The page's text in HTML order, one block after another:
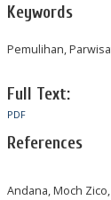
Keywords
Pemulihan,
Full Text:
PDF
References
Andana, Moch